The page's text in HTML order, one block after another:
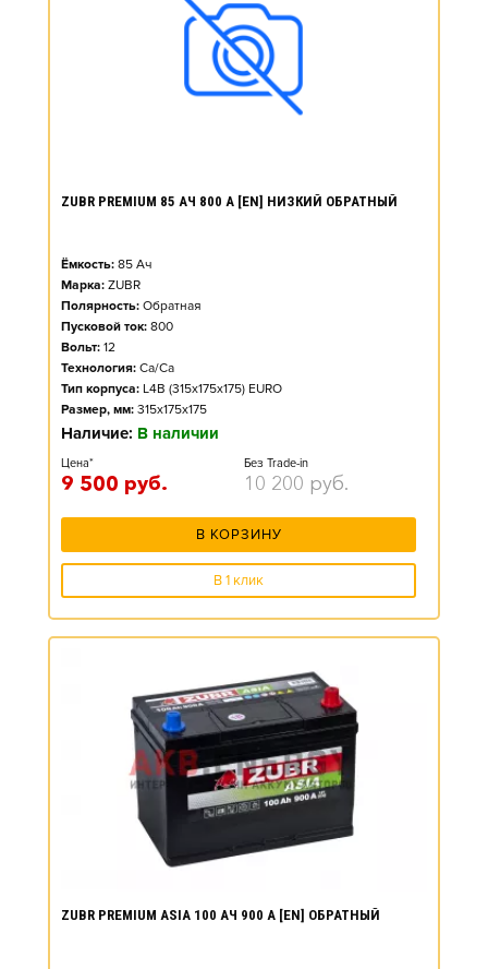
ZUBR PREMIUM 85 АЧ 800 А [EN] НИЗКИЙ ОБРАТНЫЙ
Ёмкость: 85 Ач
Марка: ZUBR
Полярность: Обратная
Пусковой ток: 800
Вольт: 12
Технология: Ca/Ca
Тип корпуса: L4B (315x175x175) EURO
Размер, мм: 315x175x175
Наличие: В наличии
Цена*
9 500 руб.
Без Trade-in
10 200 руб.
В КОРЗИНУ
В 1 клик
ZUBR PREMIUM ASIA 100 АЧ 900 А [EN] ОБРАТНЫЙ